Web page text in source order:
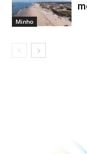
Minho